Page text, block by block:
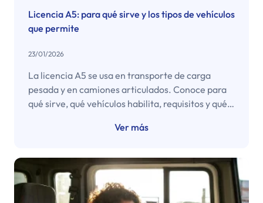
Licencia A5: para qué sirve y los tipos de vehículos
que permite
23/01/2026
La licencia A5 se usa en transporte de carga
pesada y en camiones articulados. Conoce para
qué sirve, qué vehículos habilita, requisitos y qué
Ver más